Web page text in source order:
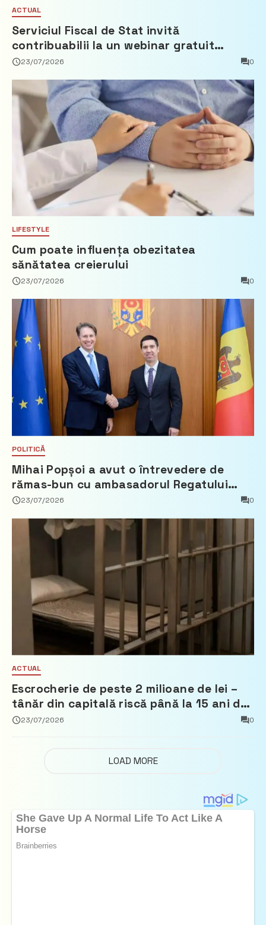
ACTUAL
Serviciul Fiscal de Stat invită
contribuabilii la un webinar gratuit
privind calculul impozitului pe bunurile
23/07/2026 0
LIFESTYLE
Cum poate influența obezitatea
sănătatea creierului
23/07/2026 0
POLITICĂ
Mihai Popșoi a avut o întrevedere de
rămas-bun cu ambasadorul Regatului
Țărilor de Jos, Fred Duijn
23/07/2026 0
ACTUAL
Escrocherie de peste 2 milioane de lei –
tânăr din capitală riscă până la 15 ani de
închisoare
23/07/2026 0
LOAD MORE